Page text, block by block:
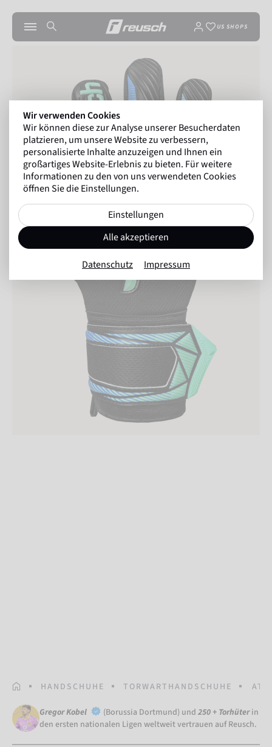
US SHOPS
STARTSEITEHANDSCHUHE TORWARTHANDSCHUHE
Gregor Kobel (Borussia Dortmund) und 250 + Torhüter in
den ersten nationalen Ligen weltweit vertrauen auf Reusch.
Wir verwenden Cookies
Wir können diese zur Analyse unserer Besucherdaten
platzieren, um unsere Website zu verbessern,
personalisierte Inhalte anzuzeigen und Ihnen ein
großartiges Website-Erlebnis zu bieten. Für weitere
Informationen zu den von uns verwendeten Cookies
öffnen Sie die Einstellungen.
Einstellungen
Alle akzeptieren
Datenschutz Impressum